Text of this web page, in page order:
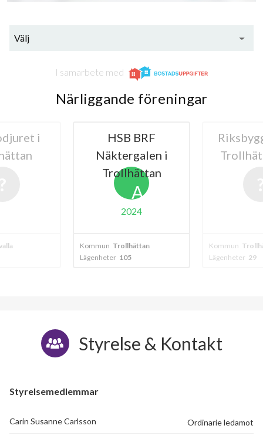
Välj
I samarbete med
Närliggande föreningar
i
HSB BRF
Näktergalen i
Trollhättan
A
2024
Kommun Trollhättan
Lägenheter 105
Kommun
Lägenheter 29
Styrelse & Kontakt
Styrelsemedlemmar
Carin Susanne Carlsson Ordinarie ledamot